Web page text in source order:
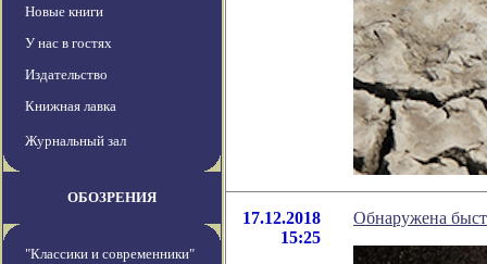
Новые книги
У нас в гостях
Издательство
Книжная лавка
Журнальный зал
ОБОЗРЕНИЯ
"Классики и современники"
17.12.2018
15:25
Обнаружена